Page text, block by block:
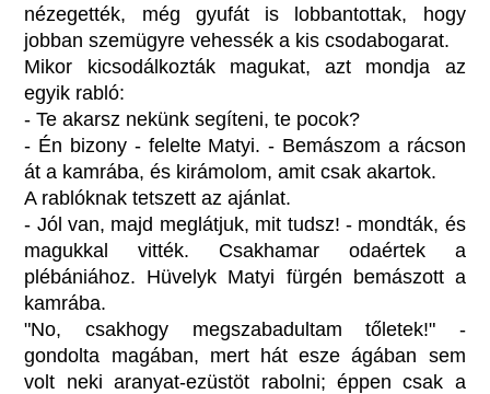
nézegették, még gyufát is lobbantottak, hogy
jobban szemügyre vehessék a kis csodabogarat.
Mikor kicsodálkozták magukat, azt mondja az
egyik rabló:
- Te akarsz nekünk segíteni, te pocok?
- Én bizony - felelte Matyi. - Bemászom a rácson
át a kamrába, és kirámolom, amit csak akartok.
A rablóknak tetszett az ajánlat.
- Jól van, majd meglátjuk, mit tudsz! - mondták, és
magukkal vitték. Csakhamar odaértek a
plébániához. Hüvelyk Matyi fürgén bemászott a
kamrába.
"No, csakhogy megszabadultam tőletek!" -
gondolta magában, mert hát esze ágában sem
volt neki aranyat-ezüstöt rabolni; éppen csak a